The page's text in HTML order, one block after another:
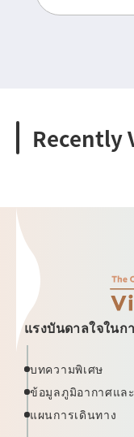
Recently
แรงบันดาลใจในก
บทความพิเศษ
ข้อมูลภูมิอากาศแล
แผนการเดินทาง